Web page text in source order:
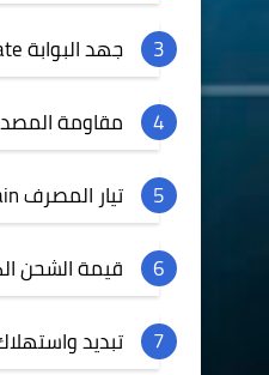
جهد البوابة
مقاومة
تيار المصرف
قيمة الشحن
تبديد واستهلاك